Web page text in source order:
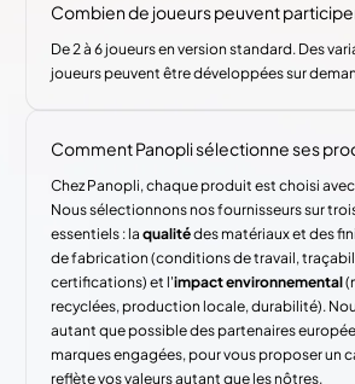
Combien de joueurs peuvent
De 2 à 6 joueurs en version standard. Des
joueurs peuvent être développées sur
Comment Panopli sélectionne ses
Chez Panopli, chaque produit est choisi
Nous sélectionnons nos fournisseurs sur
essentiels : laqualitédes matériaux et des
de fabrication (conditions de travail,
certifications) et l'impact environnemental
recyclées, production locale, durabilité).
autant que possible des partenaires
marques engagées, pour vous proposer un
reflète vos valeurs autant que les nôtres.